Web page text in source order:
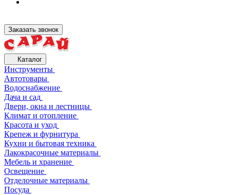
Заказать звонок
Каталог
Инструменты
Автотовары
Водоснабжение
Дача и сад
Двери, окна и лестницы
Климат и отопление
Красота и уход
Крепеж и фурнитура
Кухни и бытовая техника
Лакокрасочные материалы
Мебель и хранение
Освещение
Отделочные материалы
Посуда